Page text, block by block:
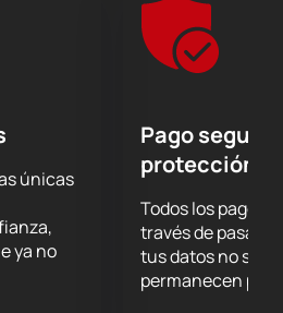
la excelente interpretación de
de la orquesta
de Theodor
únicas
ya no
Pago seguro
protección
Todos los pagos
través de
tus datos no se
permanecen